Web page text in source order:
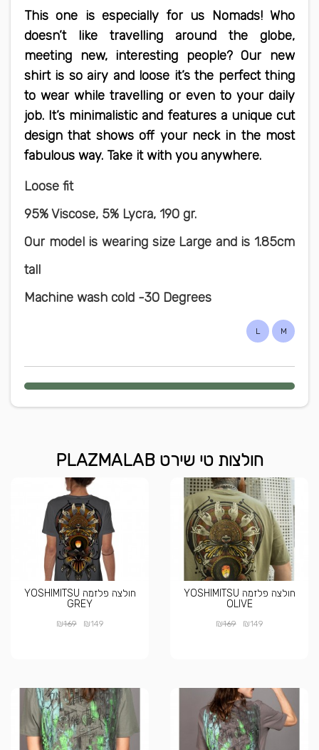
This one is especially for us Nomads! Who
doesn’t like travelling around the globe,
meeting new, interesting people? Our new
shirt is so airy and loose it’s the perfect thing
to wear while travelling or even to your daily
job. It’s minimalistic and features a unique cut
design that shows off your neck in the most
fabulous way. Take it with you anywhere.
Loose fit
95% Viscose, 5% Lycra, 190 gr.
Our model is wearing size Large and is 1.85cm
tall
Machine wash cold -30 Degrees
M
L
חולצות טי שירט PLAZMALAB
חולצה פלזמה YOSHIMITSU
OLIVE
₪149
₪169
חולצה פלזמה YOSHIMITSU
GREY
₪149
₪169